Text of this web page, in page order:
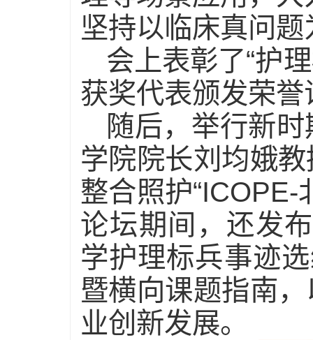
坚持以临床真问
会上表彰了“护
获奖代表颁发荣誉
随后，举行新
学院院长刘均娥
整合照护“ICOPE-
论坛期间，还发
学护理标兵事迹
暨横向课题指南
业创新发展。